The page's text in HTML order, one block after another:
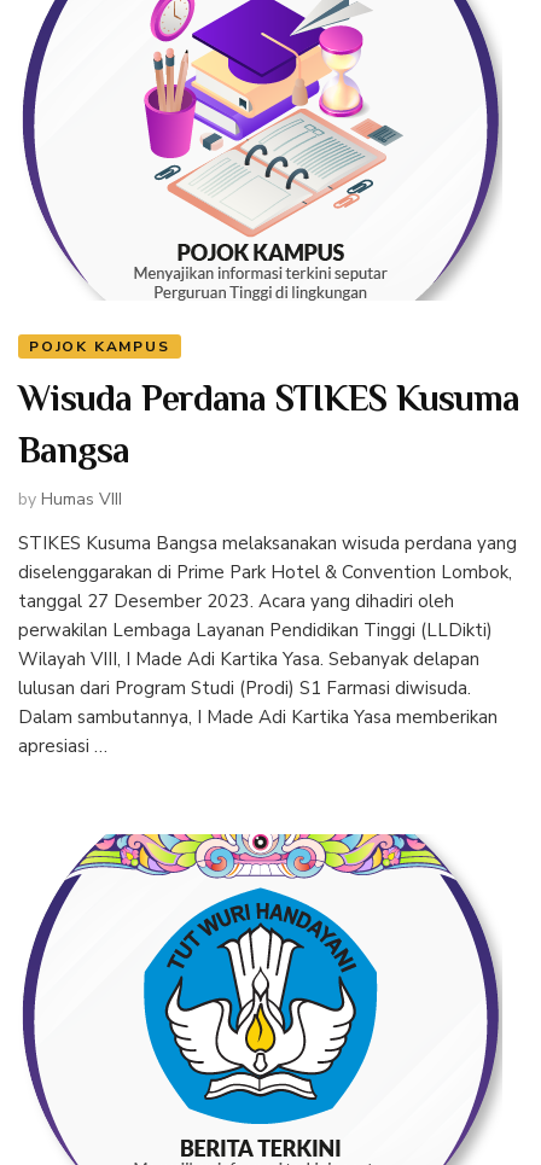
POJOK KAMPUS
Wisuda Perdana STIKES Kusuma
Bangsa
by Humas VIII
STIKES Kusuma Bangsa melaksanakan wisuda perdana yang
diselenggarakan di Prime Park Hotel & Convention Lombok,
tanggal 27 Desember 2023. Acara yang dihadiri oleh
perwakilan Lembaga Layanan Pendidikan Tinggi (LLDikti)
Wilayah VIII, I Made Adi Kartika Yasa. Sebanyak delapan
lulusan dari Program Studi (Prodi) S1 Farmasi diwisuda.
Dalam sambutannya, I Made Adi Kartika Yasa memberikan
apresiasi …